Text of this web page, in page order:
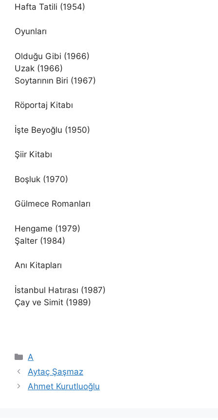
Hafta Tatili (1954)
Oyunları
Olduğu Gibi (1966)
Uzak (1966)
Soytarının Biri (1967)
Röportaj Kitabı
İşte Beyoğlu (1950)
Şiir Kitabı
Boşluk (1970)
Gülmece Romanları
Hengame (1979)
Şalter (1984)
Anı Kitapları
İstanbul Hatırası (1987)
Çay ve Simit (1989)
Kategoriler
A
Aytaç Şaşmaz
Ahmet Kurutluoğlu